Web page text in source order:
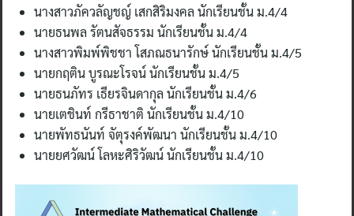
นางสาวภัควลัญชญ์ เสกสิริมงคล นักเรียนชั้น ม.4/4
นายธนพล รัตนสัจธรรม นักเรียนชั้น ม.4/4
นางสาวพิมพ์พิชชา โสภณธนารักษ์ นักเรียนชั้น ม.4/5
นายกฤติน บูรณะโรจน์ นักเรียนชั้น ม.4/5
นายธนภัทร เธียรจินดากุล นักเรียนชั้น ม.4/6
นายเตชินท์ กรีธาชาติ นักเรียนชั้น ม.4/10
นายพัทธนันท์ จัตุรงค์พัฒนา นักเรียนชั้น ม.4/10
นายยศวัฒน์ โลหะศิริวัฒน์ นักเรียนชั้น ม.4/10